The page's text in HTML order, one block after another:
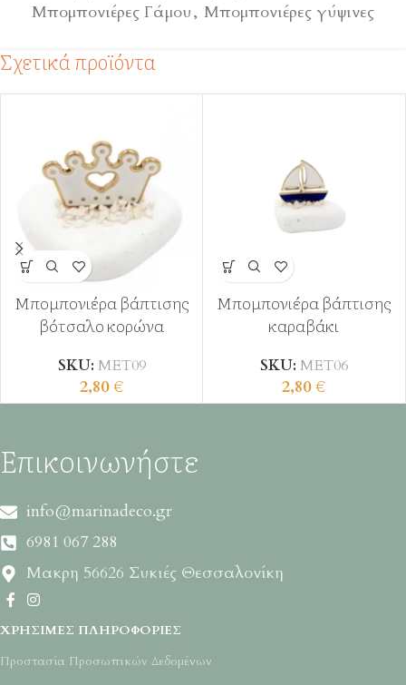
Μπομπονιέρες Γάμου, Μπομπονιέρες γύψινες
Σχετικά προϊόντα
Μπομπονιέρα βάπτισης
βότσαλο κορώνα
SKU: ΜΕΤ09
2,80€
Μπομπονιέρα βάπτισης
καραβάκι
SKU: ΜΕΤ06
2,80€
Επικοινωνήστε
info@marinadeco.gr
6981 067 288
Μακρη 56626 Συκιές Θεσσαλονίκη
ΧΡΉΣΙΜΕΣ ΠΛΗΡΟΦΟΡΊΕΣ
Προστασία Προσωπικών Δεδομένων